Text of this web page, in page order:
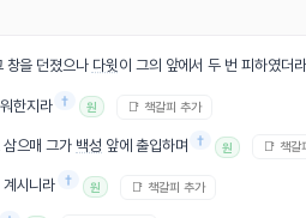
창을 던졌으나 다윗 이 그의 앞에서 두 번 피하였더라
한지라 † 원 📑 책갈피 추가
으매 그가 백성 앞에 출입하며 † 원 📑 책갈
계시니라 † 원 📑 책갈피 추가